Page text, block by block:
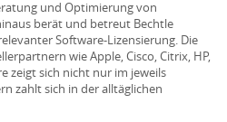
und Optimierung von
berät und betreut Bechtle
Software-Lizensierung. Die
wie Apple, Cisco, Citrix, HP,
zeigt sich nicht nur im jeweils
zahlt sich in der alltäglichen